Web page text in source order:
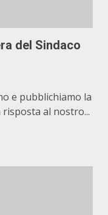
del Sindaco
e pubblichiamo la
al nostro...